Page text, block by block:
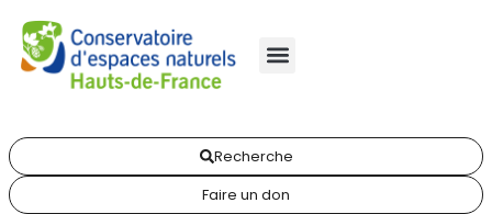
Recherche
Faire un don